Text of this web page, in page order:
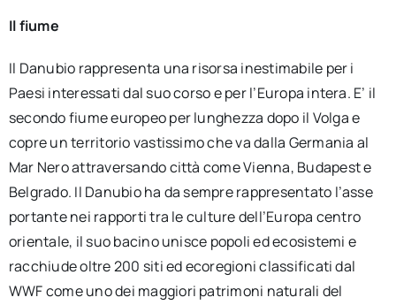
Il fiume
Il Danubio rappresenta una risorsa inestimabile per i
Paesi interessati dal suo corso e per l’Europa intera. E’ il
secondo fiume europeo per lunghezza dopo il Volga e
copre un territorio vastissimo che va dalla Germania al
Mar Nero attraversando città come Vienna, Budapest e
Belgrado. Il Danubio ha da sempre rappresentato l’asse
portante nei rapporti tra le culture dell’Europa centro
orientale, il suo bacino unisce popoli ed ecosistemi e
racchiude oltre 200 siti ed ecoregioni classificati dal
WWF come uno dei maggiori patrimoni naturali del